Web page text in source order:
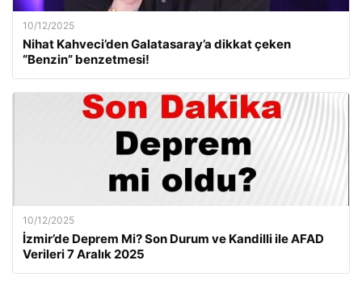
10/12/2025
Nihat Kahveci’den Galatasaray’a dikkat çeken
“Benzin” benzetmesi!
10/12/2025
İzmir’de Deprem Mi? Son Durum ve Kandilli ile AFAD
Verileri 7 Aralık 2025